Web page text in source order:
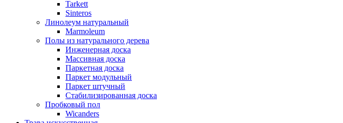
Tarkett
Sinteros
Линолеум натуральный
Marmoleum
Полы из натурального дерева
Инженерная доска
Массивная доска
Паркетная доска
Паркет модульный
Паркет штучный
Стабилизированная доска
Пробковый пол
Wicanders